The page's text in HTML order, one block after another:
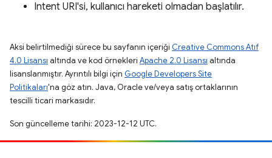
Intent URI'si, kullanıcı hareketi olmadan başlatılır.
Aksi belirtilmediği sürece bu sayfanın içeriği Creative Commons Atıf
4.0 Lisansı altında ve kod örnekleri Apache 2.0 Lisansı altında
lisanslanmıştır. Ayrıntılı bilgi için Google Developers Site
Politikaları'na göz atın. Java, Oracle ve/veya satış ortaklarının
tescilli ticari markasıdır.
Son güncelleme tarihi: 2023-12-12 UTC.